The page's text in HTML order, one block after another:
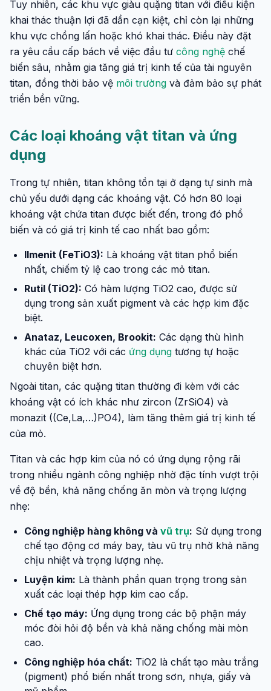
Tuy nhiên, các khu vực giàu quặng titan với điều kiện
khai thác thuận lợi đã dần cạn kiệt, chỉ còn lại những
khu vực chồng lấn hoặc khó khai thác. Điều này đặt
ra yêu cầu cấp bách về việc đầu tư công nghệ chế
biến sâu, nhằm gia tăng giá trị kinh tế của tài nguyên
titan, đồng thời bảo vệ môi trường và đảm bảo sự phát
triển bền vững.
Các loại khoáng vật titan và ứng
dụng
Trong tự nhiên, titan không tồn tại ở dạng tự sinh mà
chủ yếu dưới dạng các khoáng vật. Có hơn 80 loại
khoáng vật chứa titan được biết đến, trong đó phổ
biến và có giá trị kinh tế cao nhất bao gồm:
Ilmenit (FeTiO3): Là khoáng vật titan phổ biến
nhất, chiếm tỷ lệ cao trong các mỏ titan.
Rutil (TiO2): Có hàm lượng TiO2 cao, được sử
dụng trong sản xuất pigment và các hợp kim đặc
biệt.
Anataz, Leucoxen, Brookit: Các dạng thù hình
khác của TiO2 với các ứng dụng tương tự hoặc
chuyên biệt hơn.
Ngoài titan, các quặng titan thường đi kèm với các
khoáng vật có ích khác như zircon (ZrSiO4) và
monazit ((Ce,La,…)PO4), làm tăng thêm giá trị kinh tế
của mỏ.
Titan và các hợp kim của nó có ứng dụng rộng rãi
trong nhiều ngành công nghiệp nhờ đặc tính vượt trội
về độ bền, khả năng chống ăn mòn và trọng lượng
nhẹ:
Công nghiệp hàng không và vũ trụ: Sử dụng trong
chế tạo động cơ máy bay, tàu vũ trụ nhờ khả năng
chịu nhiệt và trọng lượng nhẹ.
Luyện kim: Là thành phần quan trọng trong sản
xuất các loại thép hợp kim cao cấp.
Chế tạo máy: Ứng dụng trong các bộ phận máy
móc đòi hỏi độ bền và khả năng chống mài mòn
cao.
Công nghiệp hóa chất: TiO2 là chất tạo màu trắng
(pigment) phổ biến nhất trong sơn, nhựa, giấy và